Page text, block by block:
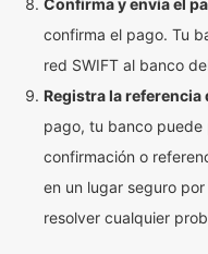
Confirma y envía el
confirma el pago. Tu
red SWIFT al banco
Registra la referencia
pago, tu banco puede
confirmación o
en un lugar seguro
resolver cualquier